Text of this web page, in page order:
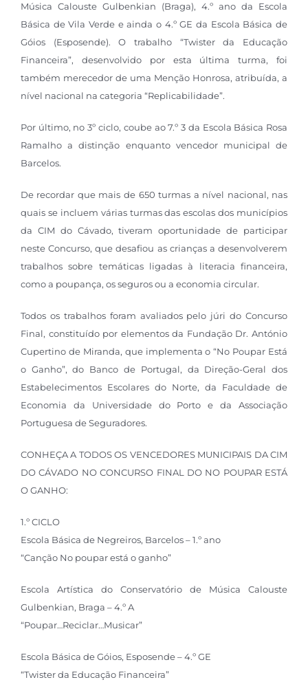
Música Calouste Gulbenkian (Braga), 4.º ano da Escola
Básica de Vila Verde e ainda o 4.º GE da Escola Básica de
Góios (Esposende). O trabalho “Twister da Educação
Financeira”, desenvolvido por esta última turma, foi
também merecedor de uma Menção Honrosa, atribuída, a
nível nacional na categoria “Replicabilidade”.
Por último, no 3º ciclo, coube ao 7.º 3 da Escola Básica Rosa
Ramalho a distinção enquanto vencedor municipal de
Barcelos.
De recordar que mais de 650 turmas a nível nacional, nas
quais se incluem várias turmas das escolas dos municípios
da CIM do Cávado, tiveram oportunidade de participar
neste Concurso, que desafiou as crianças a desenvolverem
trabalhos sobre temáticas ligadas à literacia financeira,
como a poupança, os seguros ou a economia circular.
Todos os trabalhos foram avaliados pelo júri do Concurso
Final, constituído por elementos da Fundação Dr. António
Cupertino de Miranda, que implementa o “No Poupar Está
o Ganho”, do Banco de Portugal, da Direção-Geral dos
Estabelecimentos Escolares do Norte, da Faculdade de
Economia da Universidade do Porto e da Associação
Portuguesa de Seguradores.
CONHEÇA A TODOS OS VENCEDORES MUNICIPAIS DA CIM
DO CÁVADO NO CONCURSO FINAL DO NO POUPAR ESTÁ
O GANHO:
1.º CICLO
Escola Básica de Negreiros, Barcelos – 1.º ano
“Canção No poupar está o ganho”
Escola Artística do Conservatório de Música Calouste
Gulbenkian, Braga – 4.º A
“Poupar…Reciclar…Musicar”
Escola Básica de Góios, Esposende – 4.º GE
“Twister da Educação Financeira”